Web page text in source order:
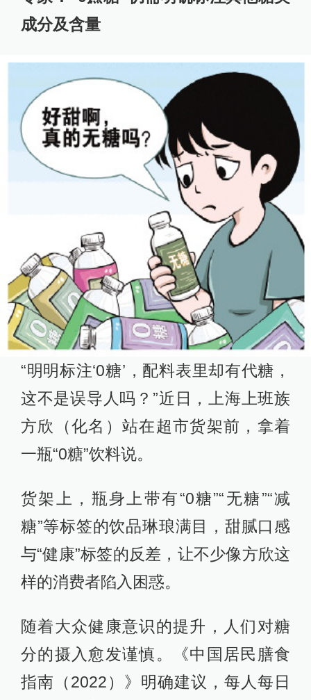
成分及含量
“明明标注‘0糖’，配料表里却有代糖，
这不是误导人吗？”近日，上海上班族
方欣（化名）站在超市货架前，拿着
一瓶“0糖”饮料说。
货架上，瓶身上带有“0糖”“无糖”“减
糖”等标签的饮品琳琅满目，甜腻口感
与“健康”标签的反差，让不少像方欣这
样的消费者陷入困惑。
随着大众健康意识的提升，人们对糖
分的摄入愈发谨慎。《中国居民膳食
指南（2022）》明确建议，每人每日